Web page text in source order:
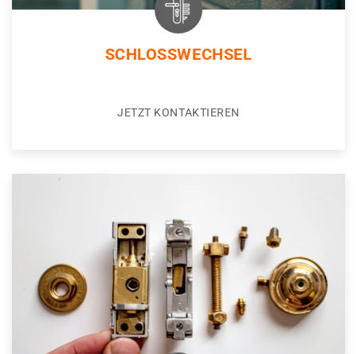
SCHLOSSWECHSEL
JETZT KONTAKTIEREN